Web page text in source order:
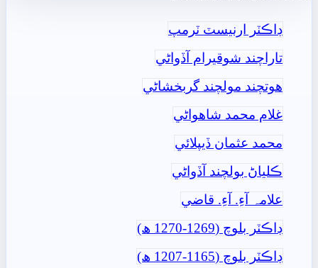
ڊاڪٽر ارنيسٽ ٽرمپ
تاراچند شوقيرام آڏواڻي
ھوتچند مولچند گربخشاڻي
غلام محمد شاھواڻي
محمد عثمان ڏيپلائي
ڪلياڻ بولچند آڏواڻي
علامہ آءِ. آءِ. قاضي
ڊاڪٽر بلوچ (1269-1270 ھ)
ڊاڪٽر بلوچ (1165-1207 ھ)